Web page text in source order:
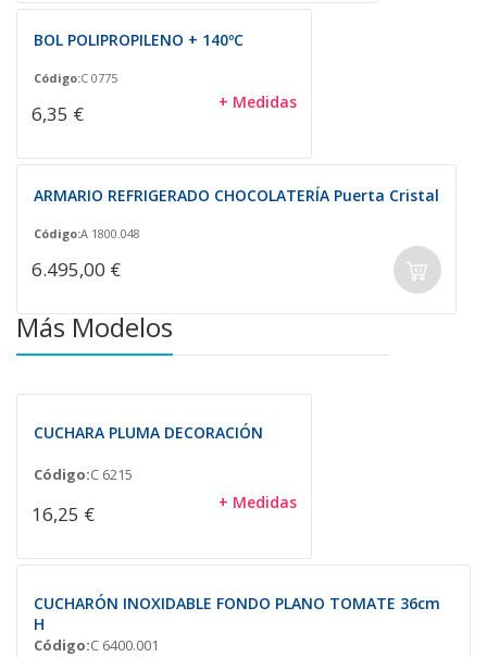
BOL POLIPROPILENO + 140ºC
Código:C 0775
6,35 € + Medidas
ARMARIO REFRIGERADO CHOCOLATERÍA Puerta Cristal
Código:A 1800.048
6.495,00 €
Más Modelos
CUCHARA PLUMA DECORACIÓN
Código:C 6215
16,25 € + Medidas
CUCHARÓN INOXIDABLE FONDO PLANO TOMATE 36cm
H
Código:C 6400.001